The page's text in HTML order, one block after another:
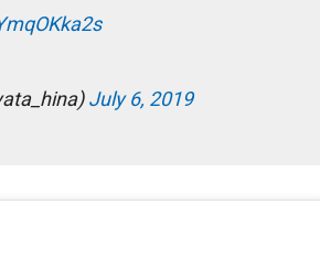
July 6, 2019